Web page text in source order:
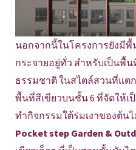
นอกจากนี้ในโครงการยังมี
กระจายอยู่ทั่ว สำหรับเป็นพื้
ธรรมชาติ ในสไตล์สวนที่แต
พื้นที่สีเขียวบนชั้น 6 ที่จัดให้เ
ทำกิจกรรมใต้ร่มเงาของต้น
Pocket step Garden &